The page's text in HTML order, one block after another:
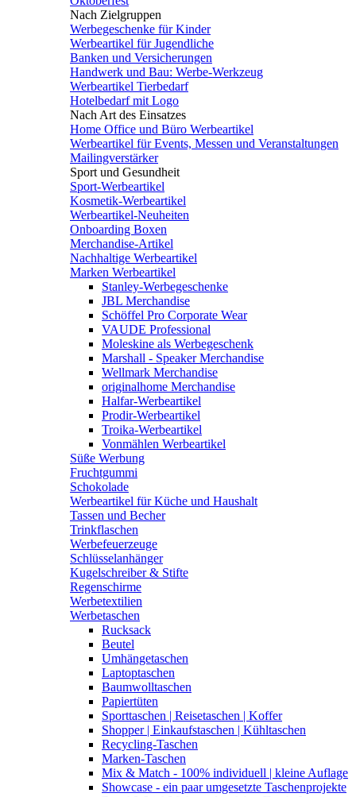
Nach Zielgruppen
Werbegeschenke für Kinder
Werbeartikel für Jugendliche
Banken und Versicherungen
Handwerk und Bau: Werbe-Werkzeug
Werbeartikel Tierbedarf
Hotelbedarf mit Logo
Nach Art des Einsatzes
Home Office und Büro Werbeartikel
Werbeartikel für Events, Messen und Veranstaltungen
Mailingverstärker
Sport und Gesundheit
Sport-Werbeartikel
Kosmetik-Werbeartikel
Werbeartikel-Neuheiten
Onboarding Boxen
Merchandise-Artikel
Nachhaltige Werbeartikel
Marken Werbeartikel
Stanley-Werbegeschenke
JBL Merchandise
Schöffel Pro Corporate Wear
VAUDE Professional
Moleskine als Werbegeschenk
Marshall - Speaker Merchandise
Wellmark Merchandise
originalhome Merchandise
Halfar-Werbeartikel
Prodir-Werbeartikel
Troika-Werbeartikel
Vonmählen Werbeartikel
Süße Werbung
Fruchtgummi
Schokolade
Werbeartikel für Küche und Haushalt
Tassen und Becher
Trinkflaschen
Werbefeuerzeuge
Schlüsselanhänger
Kugelschreiber & Stifte
Regenschirme
Werbetextilien
Werbetaschen
Rucksack
Beutel
Umhängetaschen
Laptoptaschen
Baumwolltaschen
Papiertüten
Sporttaschen | Reisetaschen | Koffer
Shopper | Einkaufstaschen | Kühltaschen
Recycling-Taschen
Marken-Taschen
Mix & Match - 100% individuell | kleine Auflage
Showcase - ein paar umgesetzte Taschenprojekte